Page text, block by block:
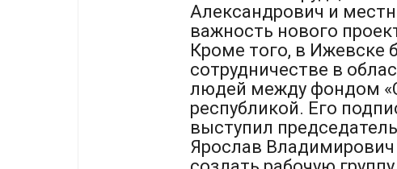
Александрович и
важность нового
Кроме того, в Ижевске
сотрудничестве в
людей между фондом
республикой. Его
выступил
Ярослав